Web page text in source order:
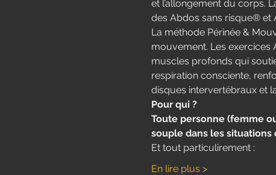
et l’allongement du corps.
des Abdos sans risque®
La méthode Périnée &
mouvement.​ Les
muscles profonds qui
respiration consciente,
disques intervertébraux et
Pour qui ?
Toute personne (femme
souple dans les situations
Et tout particulirement :
En lire plus >